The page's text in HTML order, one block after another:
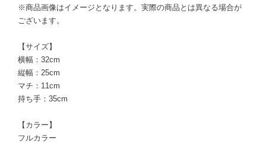
※商品画像はイメージとなります。実際の商品とは異なる場合が
ございます。
【サイズ】
横幅：32cm
縦幅：25cm
マチ：11cm
持ち手：35cm
【カラー】
フルカラー